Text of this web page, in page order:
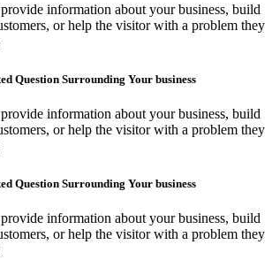
information about your business, build
or help the visitor with a problem they
Question Surrounding Your business
information about your business, build
or help the visitor with a problem they
Question Surrounding Your business
information about your business, build
or help the visitor with a problem they